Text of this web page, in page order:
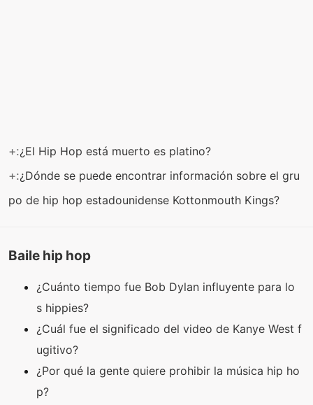
+:¿El Hip Hop está muerto es platino?
+:¿Dónde se puede encontrar información sobre el gru
po de hip hop estadounidense Kottonmouth Kings?
Baile hip hop
¿Cuánto tiempo fue Bob Dylan influyente para lo
s hippies?
¿Cuál fue el significado del video de Kanye West f
ugitivo?
¿Por qué la gente quiere prohibir la música hip ho
p?